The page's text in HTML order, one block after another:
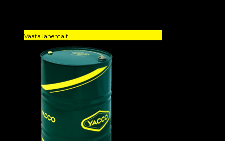
Vaata lähemalt